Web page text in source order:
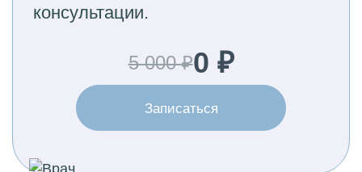
консультации.
5 000 ₽0 ₽
Записаться